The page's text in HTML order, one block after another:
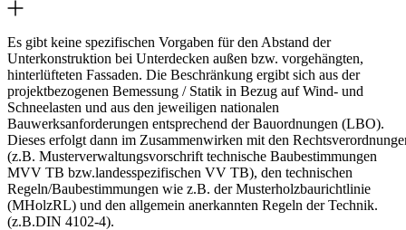
Es gibt keine spezifischen Vorgaben für den Abstand der
Unterkonstruktion bei Unterdecken außen bzw. vorgehängten,
hinterlüfteten Fassaden. Die Beschränkung ergibt sich aus der
projektbezogenen Bemessung / Statik in Bezug auf Wind- und
Schneelasten und aus den jeweiligen nationalen
Bauwerksanforderungen entsprechend der Bauordnungen (LBO).
Dieses erfolgt dann im Zusammenwirken mit den
(z.B. Musterverwaltungsvorschrift technische Baubestimmungen
MVV TB bzw.landesspezifischen VV TB), den technischen
Regeln/Baubestimmungen wie z.B. der Musterholzbaurichtlinie
(MHolzRL) und den allgemein anerkannten Regeln der Technik.
(z.B.DIN 4102-4).